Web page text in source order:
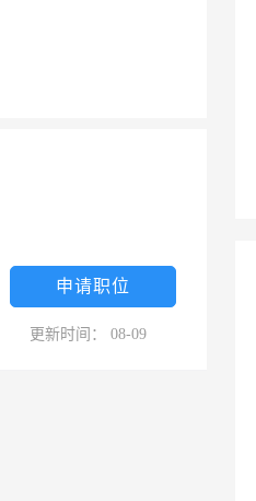
申请职位
更新时间： 08-09